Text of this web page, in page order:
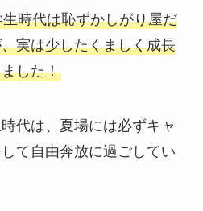
時代は恥ずかしがり屋だ
実は少したくましく成長
した！
代は、夏場には必ずキャ
て自由奔放に過ごしてい